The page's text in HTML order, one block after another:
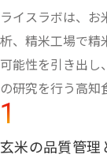
ライスラボは、
析、精米工場で精
可能性を引き出し
の研究を行う高知
1
玄米の品質管理